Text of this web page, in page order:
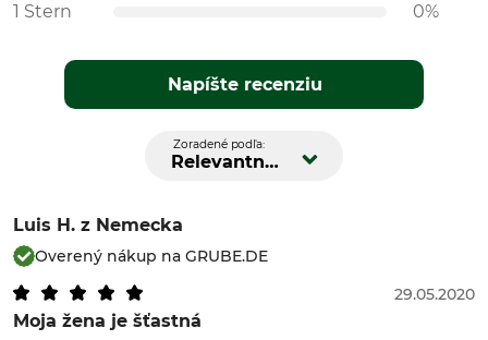
1 Stern
0%
Napíšte recenziu
Zoradené podľa:
Relevantnosť
Luis H. z Nemecka
Overený nákup na GRUBE.DE
Moja žena je šťastná
29.05.2020